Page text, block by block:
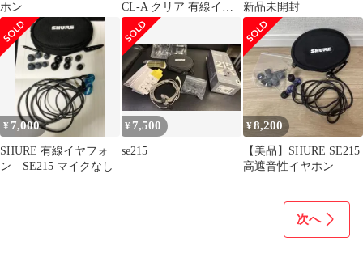
ホン
CL-A クリア 有線イヤ
ホン
新品未開封
¥ 7,000
SHURE 有線イヤフォ
ン SE215 マイクなし
¥ 7,500
se215
¥8,200
【美品】SHURE SE215
高遮音性イヤホン
次へ